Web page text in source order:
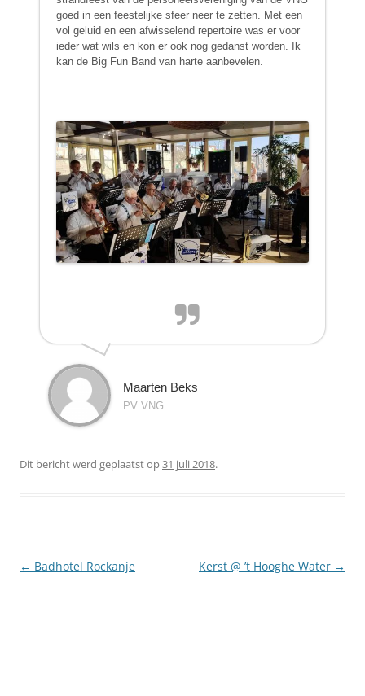
goed in een feestelijke sfeer neer te zetten. Met een
vol geluid en een afwisselend repertoire was er voor
ieder wat wils en kon er ook nog gedanst worden. Ik
kan de Big Fun Band van harte aanbevelen.
Maarten Beks
PV VNG
Dit bericht werd geplaatst op31 juli 2018.
Berichtnavigatie
← Badhotel Rockanje Kerst @ ’t Hooghe Water →